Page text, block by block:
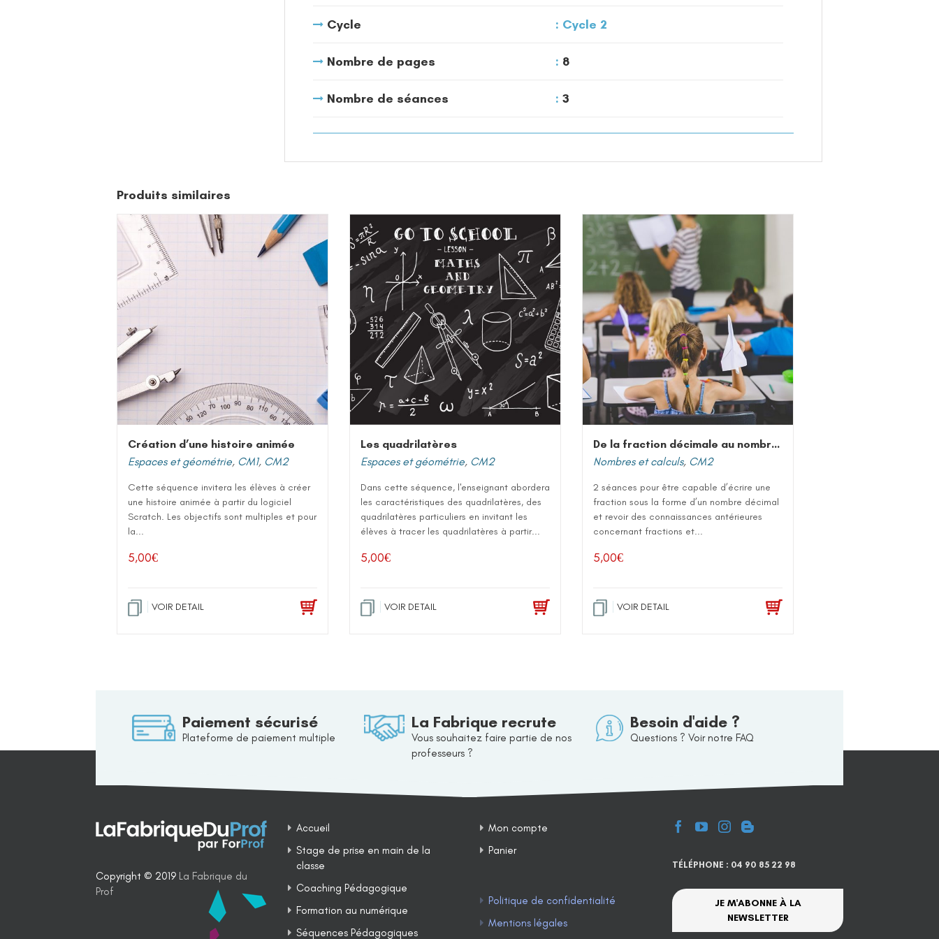
Cycle Cycle 2
Nombre de pages 8
Nombre de séances 3
Produits similaires
Création d’une histoire animée
Espaces et géométrie, CM1, CM2
Cette séquence invitera les élèves à créer
une histoire animée à partir du logiciel
Scratch. Les objectifs sont multiples et pour
la...
5,00€
VOIR DETAIL
Les quadrilatères
Espaces et géométrie, CM2
Dans cette séquence, l'enseignant abordera
les caractéristiques des quadrilatères, des
quadrilatères particuliers en invitant les
élèves à tracer les quadrilatères à partir...
5,00€
VOIR DETAIL
De la fraction décimale au nombre décimal
Nombres et calculs, CM2
2 séances pour être capable d’écrire une
fraction sous la forme d’un nombre décimal
et revoir des connaissances antérieures
concernant fractions et...
5,00€
VOIR DETAIL
Paiement sécurisé
Plateforme de paiement multiple
La Fabrique recrute
Vous souhaitez faire partie de nos
professeurs ?
Besoin d'aide ?
Questions ? Voir notre FAQ
Copyright © 2019 La Fabrique du
Prof
Accueil
Stage de prise en main de la
classe
Coaching Pédagogique
Formation au numérique
Séquences Pédagogiques
Mon compte
Panier
Politique de confidentialité
Mentions légales
TÉLÉPHONE : 04 90 85 22 98
JE M'ABONNE À LA
NEWSLETTER